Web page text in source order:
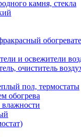
камня, стекла
и освежители
очиститель
пол, термостаты
обогрева